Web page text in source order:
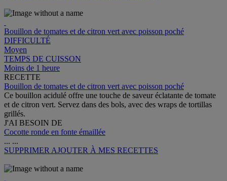
Bouillon de tomates et de citron vert avec poisson poché
DIFFICULTÉ
Moyen
TEMPS DE CUISSON
Moins de 1 heure
RECETTE
Bouillon de tomates et de citron vert avec poisson poché
Ce bouillon acidulé offre une touche de saveur éclatante de tomate
et de citron vert. Servez dans des bols, avec des wraps de tortillas
grillés.
J'AI BESOIN DE
Cocotte ronde en fonte émaillée
... ...
SUPPRIMER AJOUTER À MES RECETTES